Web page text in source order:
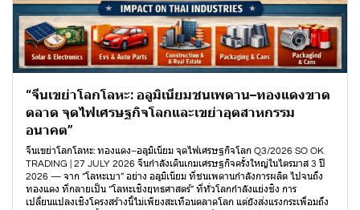
“จีนเขย่าโลกโลหะ: อลูมิเนียมชนเพดาน–ทองแดงขาด
ตลาด จุดไฟเศรษฐกิจโลกและเขย่าอุตสาหกรรม
อนาคต”
จีนเขย่าโลกโลหะ: ทองแดง–อลูมิเนียม จุดไฟเศรษฐกิจโลก Q3/2026 SO OK
TRADING | 27 JULY 2026 จีนกำลังเดินเกมเศรษฐกิจครั้งใหญ่ในไตรมาส 3 ปี
2026 — จาก “โลหะเบา” อย่าง อลูมิเนียม ที่ชนเพดานกำลังการผลิต ไปจนถึง
ทองแดง ที่กลายเป็น “โลหะเชิงยุทธศาสตร์” ที่ทั่วโลกกำลังแย่งชิง การ
เปลี่ยนแปลงเชิงโครงสร้างนี้ไม่เพียงสะเทือนตลาดโลก แต่ยังส่งแรงกระเพื่อมถึง